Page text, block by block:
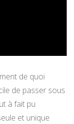
de quoi
de passer sous
à fait pu
et unique